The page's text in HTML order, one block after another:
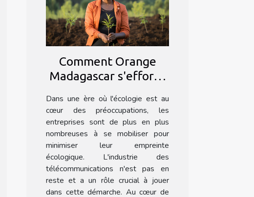
Comment Orange
Madagascar s'efforce
empreinte écologique
Dans une ère où l'écologie est au
cœur des préoccupations, les
entreprises sont de plus en plus
nombreuses à se mobiliser pour
minimiser leur empreinte
écologique. L'industrie des
télécommunications n'est pas en
reste et a un rôle crucial à jouer
dans cette démarche. Au cœur de